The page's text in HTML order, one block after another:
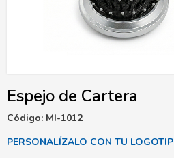
Espejo de Cartera
Código: MI-1012
PERSONALÍZALO CON TU